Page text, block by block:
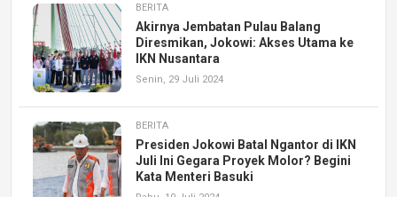
BERITA
Akirnya Jembatan Pulau Balang
Diresmikan, Jokowi: Akses Utama ke
IKN Nusantara
Senin, 29 Juli 2024
BERITA
Presiden Jokowi Batal Ngantor di IKN
Juli Ini Gegara Proyek Molor? Begini
Kata Menteri Basuki